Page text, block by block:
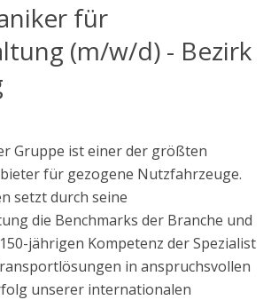
für
(m/w/d) - Bezirk
Gruppe ist einer der größten
für gezogene Nutzfahrzeuge.
setzt durch seine
die Benchmarks der Branche und
jährigen Kompetenz der Spezialist
in anspruchsvollen
unserer internationalen